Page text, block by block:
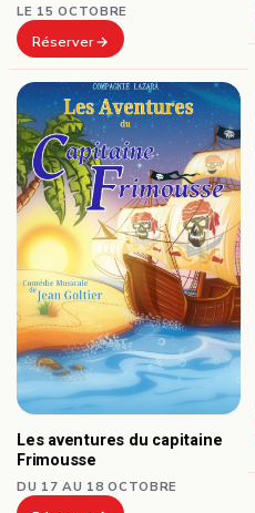
LE 15 OCTOBRE
Réserver
Les aventures du capitaine
Frimousse
DU 17 AU 18 OCTOBRE